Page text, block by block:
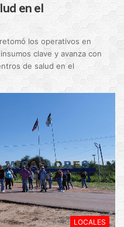
en el
los operativos en
clave y avanza con
de salud en el
LOCALES